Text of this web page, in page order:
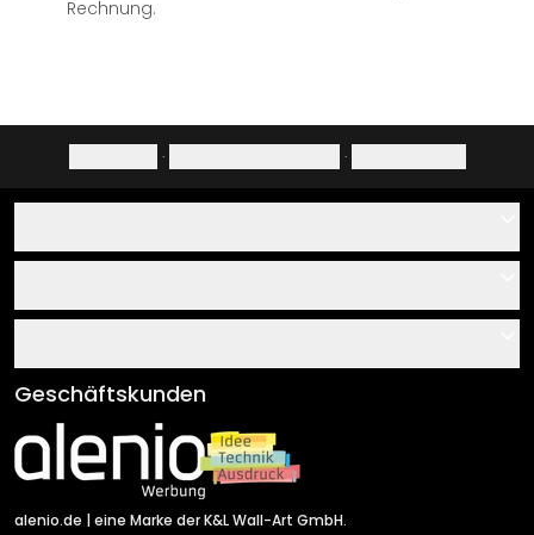
Rechnung.
· ·
Über uns
Klebe- und Montageanleitungen
Newsletter An-/Abmeldung
Sendungsverfolgung
AGB
Impressum
Versand & Zahlung
Rücksendung
Geschäftskunden
alenio.de | eine Marke der K&L Wall-Art GmbH.